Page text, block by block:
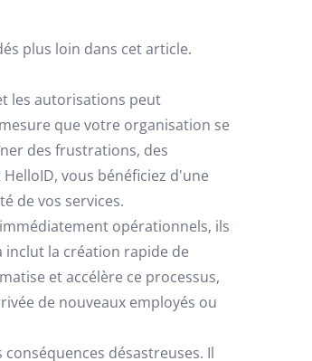
plus loin dans cet article.
les autorisations peut
que votre organisation se
des frustrations, des
vous bénéficiez d'une
de vos services.
opérationnels, ils
inclut la création rapide de
et accélère ce processus,
de nouveaux employés ou
désastreuses. Il